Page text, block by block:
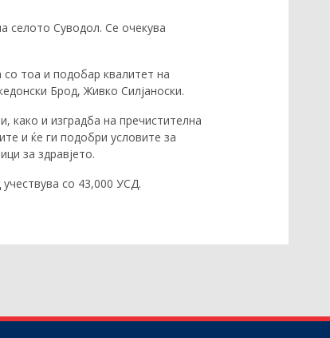
селото Суводол. Се очекува
тоа и подобар квалитет на
Брод, Живко Силјаноски.
како и изградба на пречистителна
и ќе ги подобри условите за
за здравјето.
со 43,000 УСД.